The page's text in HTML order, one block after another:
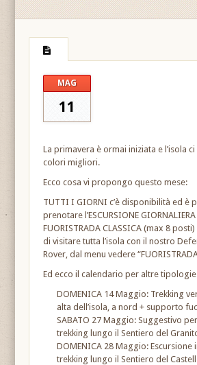
MAG
11
La primavera è ormai iniziata e l’isola
colori migliori.
Ecco cosa vi propongo questo mese:
TUTTI I GIORNI c’è disponibilità ed è
prenotare l’ESCURSIONE
FUORISTRADA CLASSICA (max 8
di visitare tutta l’isola con il nostro
Rover, dal menu vedere
Ed ecco il calendario per altre
DOMENICA 14 Maggio: Trekking
alta dell’isola, a nord + supporto
SABATO 27 Maggio: Suggestivo
trekking lungo il Sentiero del
DOMENICA 28 Maggio:
trekking lungo il Sentiero del